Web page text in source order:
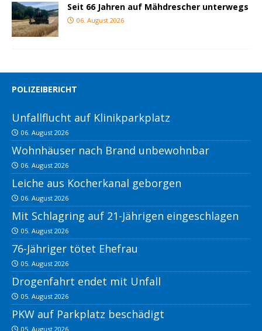
Seit 66 Jahren auf Mähdrescher unterwegs
06. August 2026
POLIZEIBERICHT
Unfallflucht auf Klinikparkplatz
06. August 2026
Wohnhäuser nach Brand unbewohnbar
06. August 2026
Leiche aus Kocherkanal geborgen
06. August 2026
Mit Schlagring auf 21-Jährigen eingeschlagen
05. August 2026
76-Jähriger tötet Ehefrau
05. August 2026
Drogenfahrt endet mit Unfall
05. August 2026
PKW auf Parkplatz beschädigt
05. August 2026